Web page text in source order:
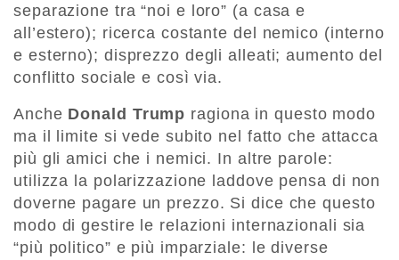
separazione tra “noi e loro” (a casa e
all’estero); ricerca costante del nemico (interno
e esterno); disprezzo degli alleati; aumento del
conflitto sociale e così via.
Anche Donald Trump ragiona in questo modo
ma il limite si vede subito nel fatto che attacca
più gli amici che i nemici. In altre parole:
utilizza la polarizzazione laddove pensa di non
doverne pagare un prezzo. Si dice che questo
modo di gestire le relazioni internazionali sia
“più politico” e più imparziale: le diverse